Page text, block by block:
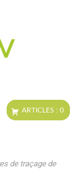
de traçage de